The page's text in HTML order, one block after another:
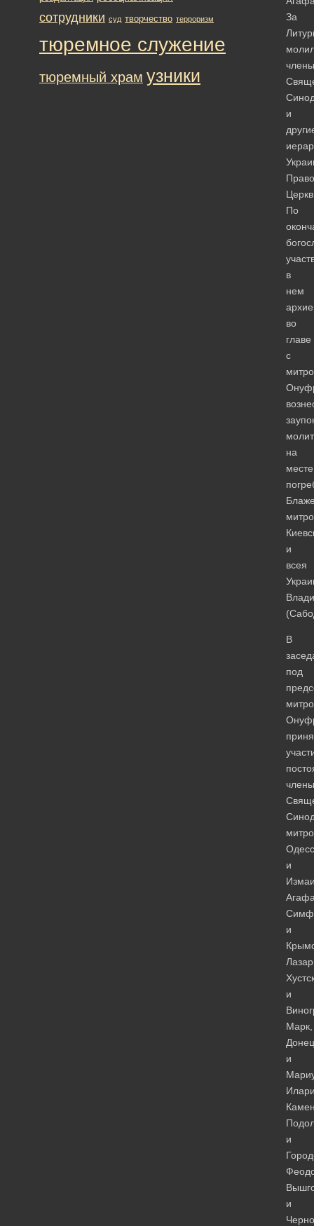
За
члены
и
По
в
нем
во
главе
с
на
месте
и
всея
В
под
члены
и
и
и
Марк,
и
и
и
сотрудники суд творчество терроризм
тюремное служение
тюремный храм узники